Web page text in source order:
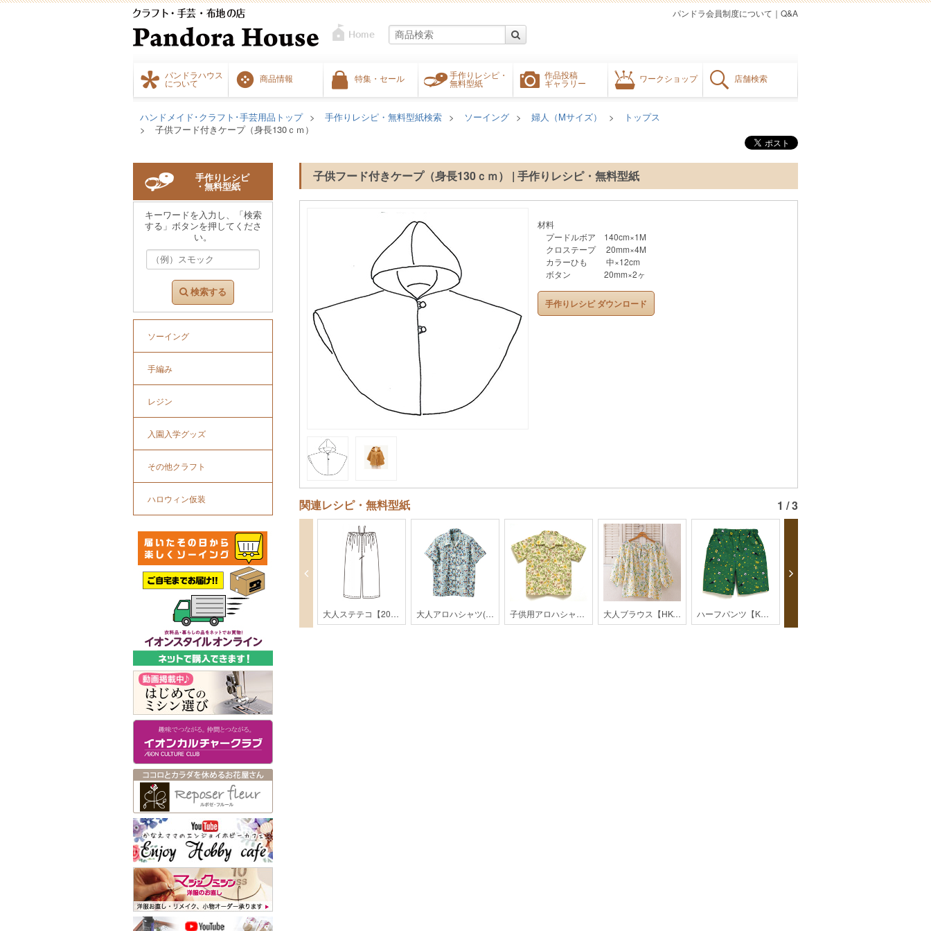
パンドラハウス
について
商品情報 特集・セール
手作りレシピ・
無料型紙
作品投稿
ギャラリー
ワークショップ 店舗検索
Q&A
｜
パンドラ会員制度について
ハンドメイド･クラフト･手芸用品トップ 手作りレシピ・無料型紙検索 ソーイング 婦人（Mサイズ）
トップス
子供フード付きケープ（身長130ｃｍ）
子供フード付きケープ（身長130ｃｍ） | 手作りレシピ・無料型紙
材料
プードルボア 140cm×1M
クロステープ 20mm×4M
カラーひも 中×12cm
ボタン 20mm×2ヶ
手作りレシピ ダウンロード
関連レシピ・無料型紙 1 / 3
大人ステテコ【201604】 大人アロハシャツ(レディス)【HK01-2403】 子供用アロハシャツ【HK2-2003】 大人ブラウス【HK-1-1801】 ハーフパンツ【KH-32-2004】
手作りレシピ
・無料型紙
キーワードを入力し、「検索
する」ボタンを押してくださ
い。
検索する
ソーイング
手編み
レジン
入園入学グッズ
その他クラフト
ハロウィン仮装